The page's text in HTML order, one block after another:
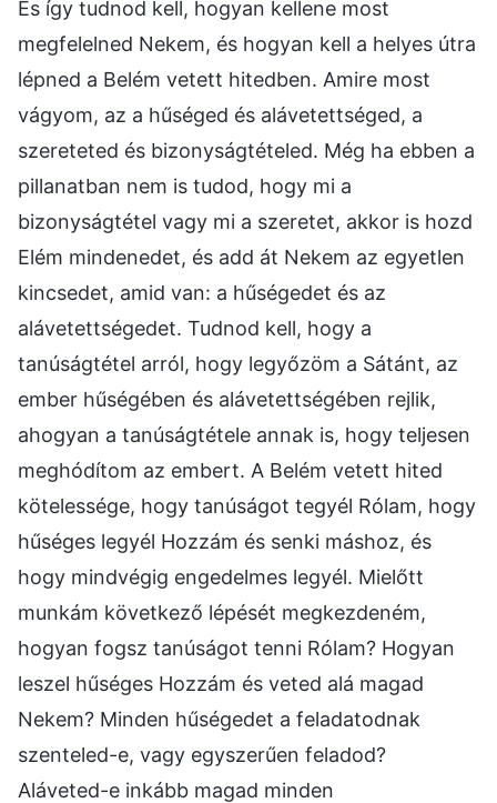
És így tudnod kell, hogyan kellene most
megfelelned Nekem, és hogyan kell a helyes útra
lépned a Belém vetett hitedben. Amire most
vágyom, az a hűséged és alávetettséged, a
szereteted és bizonyságtételed. Még ha ebben a
pillanatban nem is tudod, hogy mi a
bizonyságtétel vagy mi a szeretet, akkor is hozd
Elém mindenedet, és add át Nekem az egyetlen
kincsedet, amid van: a hűségedet és az
alávetettségedet. Tudnod kell, hogy a
tanúságtétel arról, hogy legyőzöm a Sátánt, az
ember hűségében és alávetettségében rejlik,
ahogyan a tanúságtétele annak is, hogy teljesen
meghódítom az embert. A Belém vetett hited
kötelessége, hogy tanúságot tegyél Rólam, hogy
hűséges legyél Hozzám és senki máshoz, és
hogy mindvégig engedelmes legyél. Mielőtt
munkám következő lépését megkezdeném,
hogyan fogsz tanúságot tenni Rólam? Hogyan
leszel hűséges Hozzám és veted alá magad
Nekem? Minden hűségedet a feladatodnak
szenteled-e, vagy egyszerűen feladod?
Aláveted-e inkább magad minden